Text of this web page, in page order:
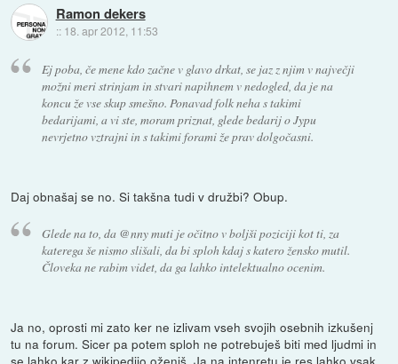
Ramon dekers
:: 18. apr 2012, 11:53
Ej poba, če mene kdo začne v glavo drkat, se jaz z njim v največji
možni meri strinjam in stvari napihnem v nedogled, da je na
koncu že vse skup smešno. Ponavad folk neha s takimi
bedarijami, a vi ste, moram priznat, glede bedarij o Jypu
nevrjetno vztrajni in s takimi forami že prav dolgočasni.
Daj obnašaj se no. Si takšna tudi v družbi? Obup.
Glede na to, da @nny muti je očitno v boljši poziciji kot ti, za
katerega še nismo slišali, da bi sploh kdaj s katero žensko mutil.
Človeka ne rabim videt, da ga lahko intelektualno ocenim.
Ja no, oprosti mi zato ker ne izlivam vseh svojih osebnih izkušenj
tu na forum. Sicer pa potem sploh ne potrebuješ biti med ljudmi in
se lahko kar z wikipedijo oženiš. Ja na intenretu je res lahko vsak